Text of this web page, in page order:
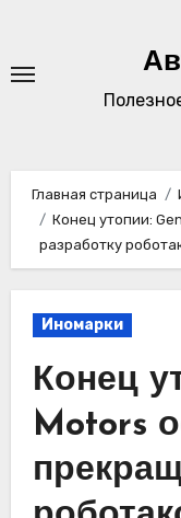
содержимому
Главная страница
Конец утопии:
разработку
Иномарки
Конец
Motors